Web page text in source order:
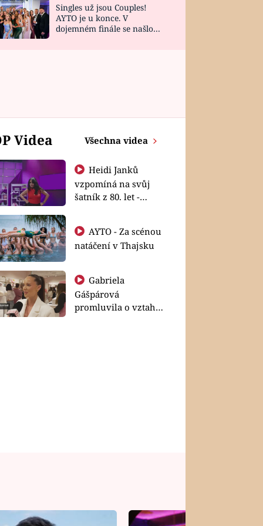
Singles už jsou Couples!
AYTO je u konce. V
dojemném finále se našlo
Videa Všechna videa
Heidi Janků
vzpomíná na svůj
šatník z 80. let -
natáčení v Thajsku
Gabriela
Gášpárová
promluvila o vztahu